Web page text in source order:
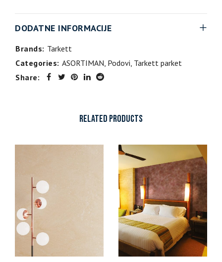
DODATNE INFORMACIJE
Brands: Tarkett
Categories: ASORTIMAN Podovi Tarkett parket
Share:
RELATED PRODUCTS